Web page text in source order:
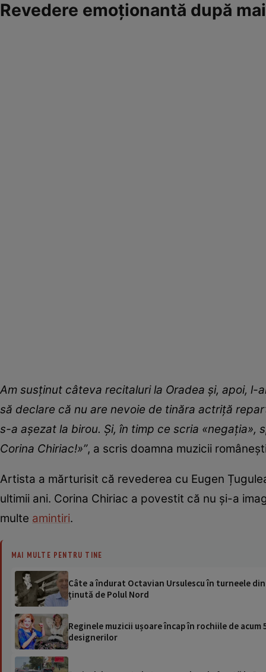
Revedere emoționantă după
Am susținut câteva recitaluri la Oradea şi, apoi,
să declare că nu are nevoie de tinăra actriță
s-a aşezat la birou. Și, în timp ce scria «negația»,
Corina Chiriac!»”, a scris doamna muzicii
Artista a mărturisit că revederea cu Eugen
ultimii ani. Corina Chiriac a povestit că nu și-a
multe amintiri.
MAI MULTE PENTRU TINE
Câte a îndurat Octavian Ursulescu în turneele
ținută de Polul Nord
Reginele muzicii ușoare încap în rochiile de
designerilor